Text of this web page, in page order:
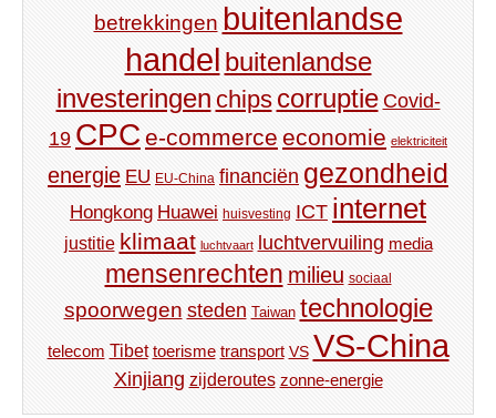
betrekkingen buitenlandse
handel buitenlandse
investeringen chips corruptie Covid-
19 CPC e-commerce economie elektriciteit
energie EU EU-China financiën gezondheid
Hongkong Huawei huisvesting ICT internet
justitie klimaat luchtvaart luchtvervuiling media
mensenrechten milieu sociaal
spoorwegen steden Taiwan technologie
telecom Tibet toerisme transport VS VS-China
Xinjiang zijderoutes zonne-energie